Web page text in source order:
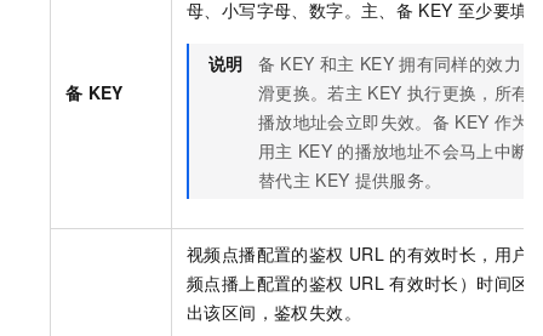
备 KEY
母、小写字母、数字。主、备 KEY 至少要填
说明 备 KEY 和主 KEY 拥有同样的效力，
滑更换。若主 KEY 执行更换，所有
播放地址会立即失效。备 KEY 作为
用主 KEY 的播放地址不会马上中断
替代主 KEY 提供服务。
视频点播配置的鉴权 URL 的有效时长，用户
频点播上配置的鉴权 URL 有效时长）时间区
出该区间，鉴权失效。